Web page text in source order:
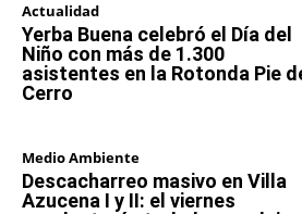
Actualidad
Yerba Buena celebró el Día del
Niño con más de 1.300
asistentes en la Rotonda Pie
Cerro
Medio Ambiente
Descacharreo masivo en Villa
Azucena I y II: el viernes